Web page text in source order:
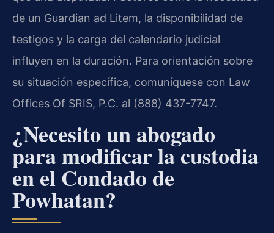
de un Guardian ad Litem, la disponibilidad de
testigos y la carga del calendario judicial
influyen en la duración. Para orientación sobre
su situación específica, comuníquese con Law
Offices Of SRIS, P.C. al (888) 437-7747.
¿Necesito un abogado
para modificar la custodia
en el Condado de
Powhatan?